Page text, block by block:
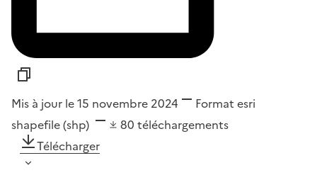
Mis à jour le 15 novembre 2024 Format esri
shapefile (shp)
80 téléchargements
Télécharger